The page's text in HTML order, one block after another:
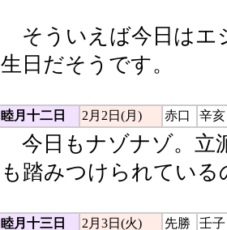
そういえば今日はエ
生日だそうです。
睦月十二日 2月2日(月) 赤口 辛亥
今日もナゾナゾ。立
も踏みつけられている
睦月十三日 2月3日(火) 先勝 壬子